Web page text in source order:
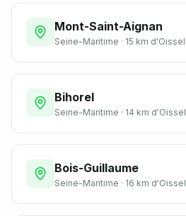
Mont-Saint-Aignan
Seine-Maritime · 15 km d'Oissel
Bihorel
Seine-Maritime · 14 km d'Oissel
Bois-Guillaume
Seine-Maritime · 16 km d'Oissel